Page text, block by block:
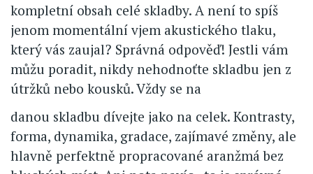
kompletní obsah celé skladby. A není to spíš
jenom momentální vjem akustického tlaku,
který vás zaujal? Správná odpověď! Jestli vám
můžu poradit, nikdy nehodnoťte skladbu jen z
útržků nebo kousků. Vždy se na
danou skladbu dívejte jako na celek. Kontrasty,
forma, dynamika, gradace, zajímavé změny, ale
hlavně perfektně propracované aranžmá bez